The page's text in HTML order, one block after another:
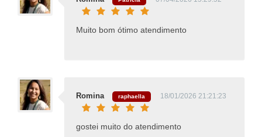
Muito bom ótimo atendimento
Romina raphaella 18/01/2026 21:21:23
gostei muito do atendimento